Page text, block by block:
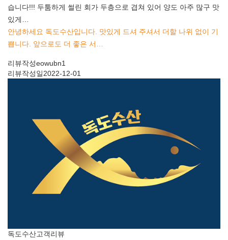
습니다!!! 두툼하게 썰린 회가 두층으로 겹쳐 있어 양도 아주 많구 맛
있게…
안녕하세요 독도수산입니다. 맛있게 드셔 주셔서 더할 나위 없이 기
쁩니다. 앞으로도 더 좋은 서…
리뷰작성eowubn1
리뷰작성일2022-12-01
독도수산고객리뷰